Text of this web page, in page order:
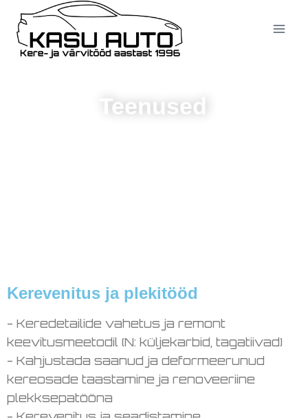
Teenused
Kerevenitus ja plekitööd
- Keredetailide vahetus ja remont
keevitusmeetodil (N: küljekarbid, tagatiivad)
- Kahjustada saanud ja deformeerunud
kereosade taastamine ja renoveeriine
plekksepatööna